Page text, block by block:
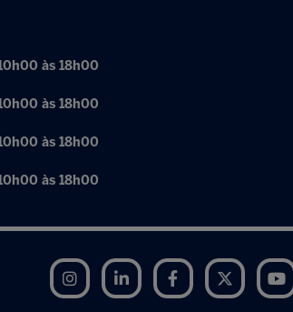
às 18h00
às 18h00
às 18h00
às 18h00
Instagram LinkedIn Facebook Twitter